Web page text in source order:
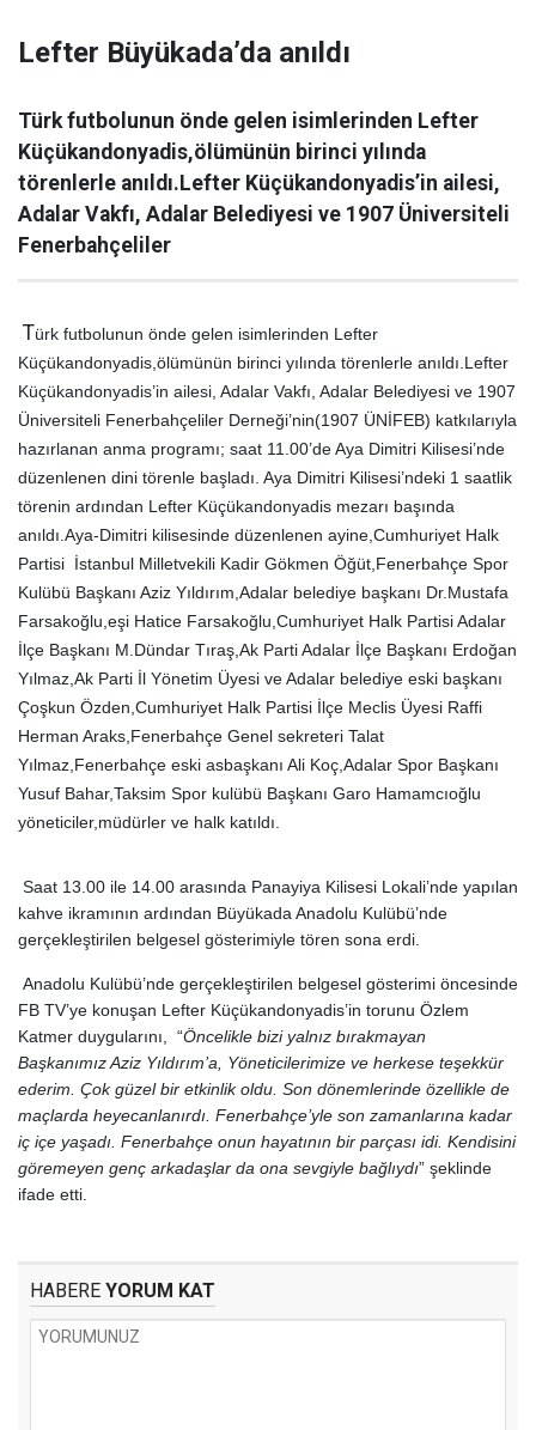
Lefter Büyükada’da anıldı
Türk futbolunun önde gelen isimlerinden Lefter
Küçükandonyadis,ölümünün birinci yılında
törenlerle anıldı.Lefter Küçükandonyadis’in ailesi,
Adalar Vakfı, Adalar Belediyesi ve 1907 Üniversiteli
Fenerbahçeliler
Türk futbolunun önde gelen isimlerinden Lefter
Küçükandonyadis,ölümünün birinci yılında törenlerle anıldı.Lefter
Küçükandonyadis’in ailesi, Adalar Vakfı, Adalar Belediyesi ve 1907
Üniversiteli Fenerbahçeliler Derneği’nin(1907 ÜNİFEB) katkılarıyla
hazırlanan anma programı; saat 11.00’de Aya Dimitri Kilisesi’nde
düzenlenen dini törenle başladı. Aya Dimitri Kilisesi’ndeki 1 saatlik
törenin ardından Lefter Küçükandonyadis mezarı başında
anıldı.Aya-Dimitri kilisesinde düzenlenen ayine,Cumhuriyet Halk
Partisi İstanbul Milletvekili Kadir Gökmen Öğüt,Fenerbahçe Spor
Kulübü Başkanı Aziz Yıldırım,Adalar belediye başkanı Dr.Mustafa
Farsakoğlu,eşi Hatice Farsakoğlu,Cumhuriyet Halk Partisi Adalar
İlçe Başkanı M.Dündar Tıraş,Ak Parti Adalar İlçe Başkanı Erdoğan
Yılmaz,Ak Parti İl Yönetim Üyesi ve Adalar belediye eski başkanı
Çoşkun Özden,Cumhuriyet Halk Partisi İlçe Meclis Üyesi Raffi
Herman Araks,Fenerbahçe Genel sekreteri Talat
Yılmaz,Fenerbahçe eski asbaşkanı Ali Koç,Adalar Spor Başkanı
Yusuf Bahar,Taksim Spor kulübü Başkanı Garo Hamamcıoğlu
yöneticiler,müdürler ve halk katıldı.
Saat 13.00 ile 14.00 arasında Panayiya Kilisesi Lokali’nde yapılan
kahve ikramının ardından Büyükada Anadolu Kulübü’nde
gerçekleştirilen belgesel gösterimiyle tören sona erdi.
Anadolu Kulübü’nde gerçekleştirilen belgesel gösterimi öncesinde
FB TV’ye konuşan Lefter Küçükandonyadis’in torunu Özlem
Katmer duygularını, “Öncelikle bizi yalnız bırakmayan
Başkanımız Aziz Yıldırım’a, Yöneticilerimize ve herkese teşekkür
ederim. Çok güzel bir etkinlik oldu. Son dönemlerinde özellikle de
maçlarda heyecanlanırdı. Fenerbahçe’yle son zamanlarına kadar
iç içe yaşadı. Fenerbahçe onun hayatının bir parçası idi. Kendisini
göremeyen genç arkadaşlar da ona sevgiyle bağlıydı” şeklinde
ifade etti.
HABERE YORUM KAT